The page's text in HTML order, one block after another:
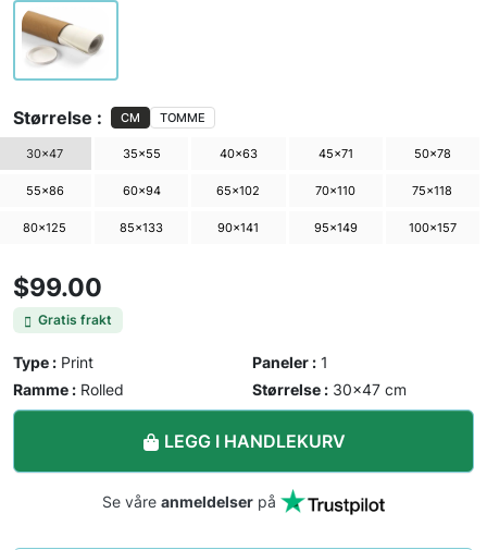
Størrelse : CM TOMME
30×47 35×55 40×63 45×71 50×78
55×86 60×94 65×102 70×110 75×118
80×125 85×133 90×141 95×149 100×157
$99.00
Gratis frakt
Type : Print Paneler : 1
Ramme : Rolled Størrelse : 30×47 cm
LEGG I HANDLEKURV
Se våre anmeldelser på